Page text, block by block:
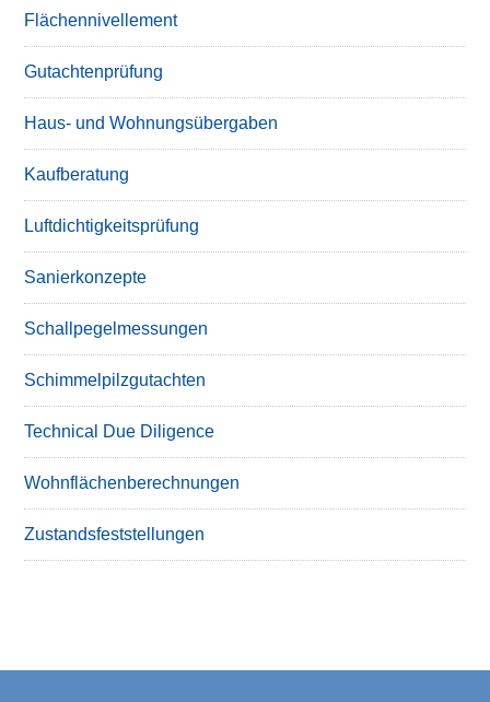
Flächennivellement
Gutachtenprüfung
Haus- und Wohnungsübergaben
Kaufberatung
Luftdichtigkeitsprüfung
Sanierkonzepte
Schallpegelmessungen
Schimmelpilzgutachten
Technical Due Diligence
Wohnflächenberechnungen
Zustandsfeststellungen